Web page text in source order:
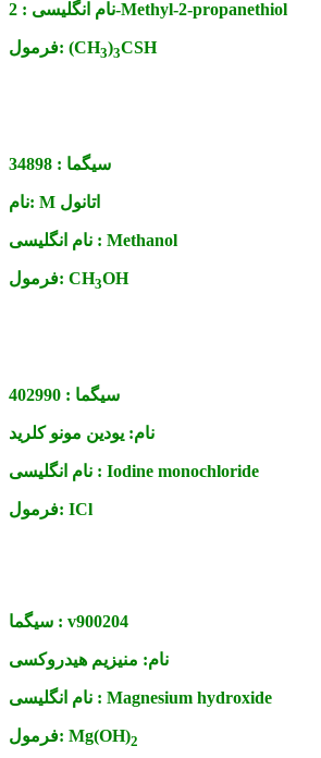
نام انگلیسی :2-Methyl-2-propanethiol
فرمول: (CH3)3CSH
سیگما : 34898
نام: M اتانول
نام انگلیسی : Methanol
فرمول: CH3OH
سیگما : 402990
نام: یودین مونو کلرید
نام انگلیسی : Iodine monochloride
فرمول: ICl
سیگما : v900204
نام: منیزیم هیدروکسی
نام انگلیسی : Magnesium hydroxide
فرمول: Mg(OH)2